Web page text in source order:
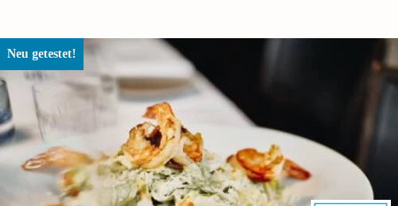
Neu getestet!